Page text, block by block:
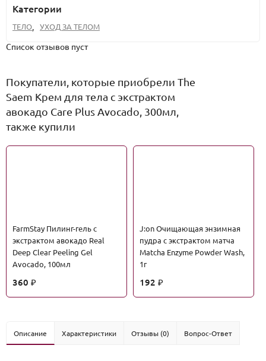
Категории
ТЕЛО, УХОД ЗА ТЕЛОМ
Список отзывов пуст
Покупатели, которые приобрели The
Saem Крем для тела с экстрактом
авокадо Care Plus Avocado, 300мл,
также купили
FarmStay Пилинг-гель с
экстрактом авокадо Real
Deep Clear Peeling Gel
Avocado, 100мл
360 ₽
J:on Очищающая энзимная
пудра с экстрактом матча
Matcha Enzyme Powder Wash,
1г
192 ₽
Описание Характеристики Отзывы (0) Вопрос-Ответ